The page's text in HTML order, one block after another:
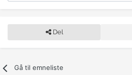
Del
Gå til emneliste